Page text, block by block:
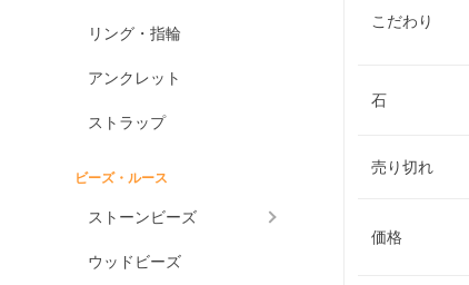
リング・指輪
アンクレット
ストラップ
ビーズ・ルース
ストーンビーズ
ウッドビーズ
こだわり
石
売り切れ
価格